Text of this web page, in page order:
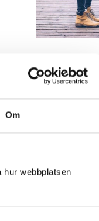
Om
webbplatsen
en
nu